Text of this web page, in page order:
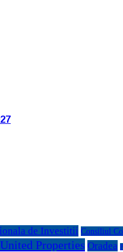
de Investitii Consiliul
Properties Oradea